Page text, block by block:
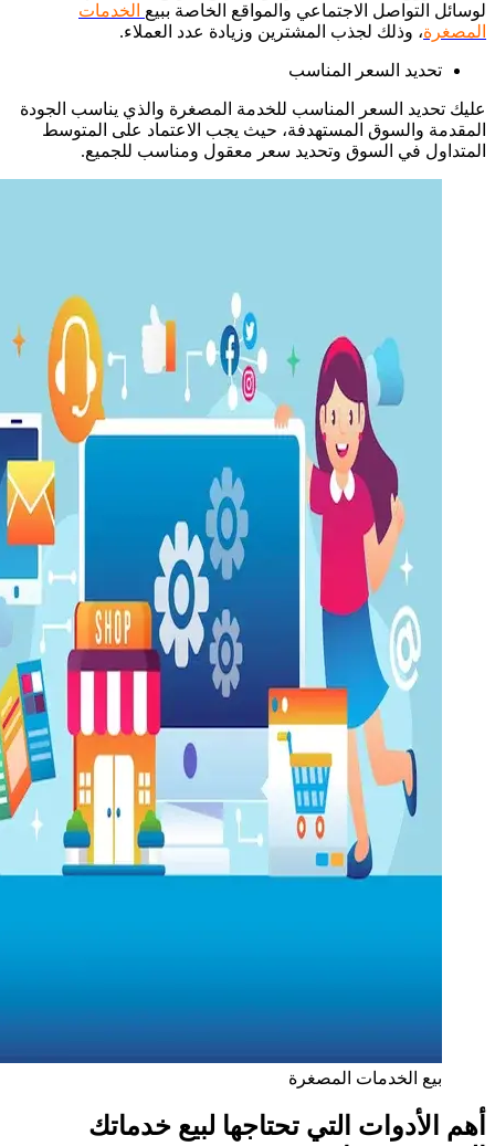
لوسائل التواصل الاجتماعي والمواقع الخاصة ببيع الخدمات
المصغرة، وذلك لجذب المشترين وزيادة عدد العملاء.
تحديد السعر المناسب
عليك تحديد السعر المناسب للخدمة المصغرة والذي يناسب الجودة
المقدمة والسوق المستهدفة، حيث يجب الاعتماد على المتوسط ​​
المتداول في السوق وتحديد سعر معقول ومناسب للجميع.
بيع الخدمات المصغرة
أهم الأدوات التي تحتاجها لبيع خدماتك